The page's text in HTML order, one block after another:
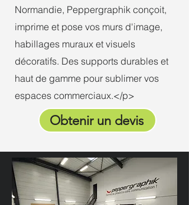
Normandie, Peppergraphik conçoit,
imprime et pose vos murs d'image,
habillages muraux et visuels
décoratifs. Des supports durables et
haut de gamme pour sublimer vos
espaces commerciaux.</p>
Obtenir un devis